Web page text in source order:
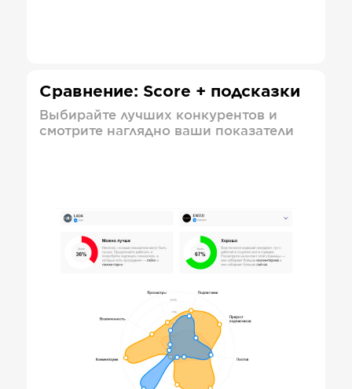
Сравнение: Score + подсказки
Выбирайте лучших конкурентов и
смотрите наглядно ваши показатели